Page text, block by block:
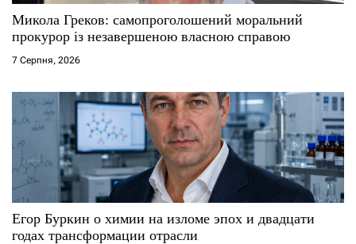
Микола Греков: самопроголошений моральний
прокурор із незавершеною власною справою
7 Серпня, 2026
Егор Буркин о химии на изломе эпох и двадцати
годах трансформации отрасли